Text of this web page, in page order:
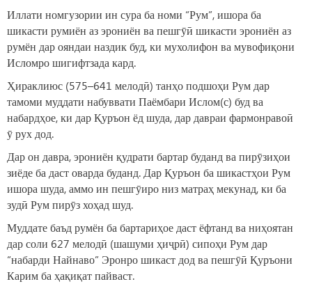
Иллати номгузории ин сура ба номи “Рум”, ишора ба
шикасти румиён аз эрониён ва пешгӯӣ шикасти эрониён аз
румён дар ояндаи наздик буд, ки мухолифон ва мувофиқони
Исломро шигифтзада кард.
Ҳираклиюс (575–641 мелодӣ) танҳо подшоҳи Рум дар
тамоми муддати набуввати Паёмбари Ислом(с) буд ва
набардҳое, ки дар Қуръон ёд шуда, дар давраи фармонравоӣ
ӯ рух дод.
Дар он давра, эрониён қудрати бартар буданд ва пирӯзиҳои
зиёде ба даст оварда буданд. Дар Қуръон ба шикастҳои Рум
ишора шуда, аммо ин пешгӯиро низ матраҳ мекунад, ки ба
зудӣ Рум пирӯз хоҳад шуд.
Муддате баъд румён ба бартариҳое даст ёфтанд ва ниҳоятан
дар соли 627 мелодӣ (шашуми ҳиҷрӣ) сипоҳи Рум дар
“набарди Найнаво” Эронро шикаст дод ва пешгӯӣ Қуръони
Карим ба ҳақиқат пайваст.